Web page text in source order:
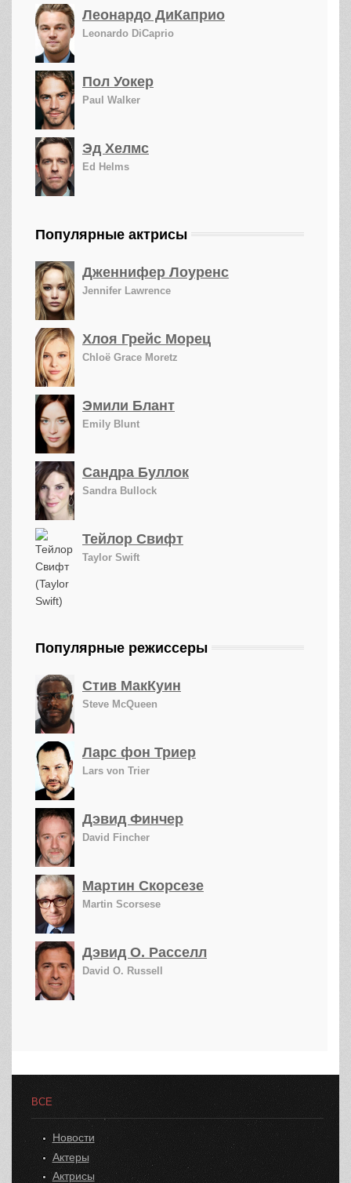
Леонардо ДиКаприо
Leonardo DiCaprio
Пол Уокер
Paul Walker
Эд Хелмс
Ed Helms
Популярные актрисы
Дженнифер Лоуренс
Jennifer Lawrence
Хлоя Грейс Морец
Chloë Grace Moretz
Эмили Блант
Emily Blunt
Сандра Буллок
Sandra Bullock
Тейлор Свифт
Taylor Swift
Популярные режиссеры
Стив МакКуин
Steve McQueen
Ларс фон Триер
Lars von Trier
Дэвид Финчер
David Fincher
Мартин Скорсезе
Martin Scorsese
Дэвид О. Расселл
David O. Russell
ВСЕ
Новости
Актеры
Актрисы